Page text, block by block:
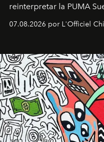
reinterpretar la PUMA
deportiva hasta una
diseño y el universo
07.08.2026 por L'Officiel